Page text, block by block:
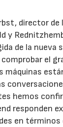
director de
y
de la nueva
el
máquinas
hemos
responden
en términos